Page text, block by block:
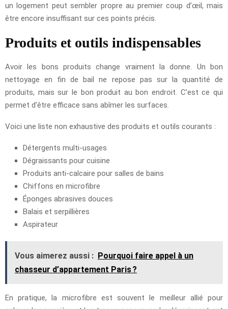
un logement peut sembler propre au premier coup d’œil, mais
être encore insuffisant sur ces points précis.
Produits et outils indispensables
Avoir les bons produits change vraiment la donne. Un bon
nettoyage en fin de bail ne repose pas sur la quantité de
produits, mais sur le bon produit au bon endroit. C’est ce qui
permet d’être efficace sans abîmer les surfaces.
Voici une liste non exhaustive des produits et outils courants :
Détergents multi-usages
Dégraissants pour cuisine
Produits anti-calcaire pour salles de bains
Chiffons en microfibre
Éponges abrasives douces
Balais et serpillières
Aspirateur
Vous aimerez aussi : Pourquoi faire appel à un
chasseur d’appartement Paris ?
En pratique, la microfibre est souvent le meilleur allié pour